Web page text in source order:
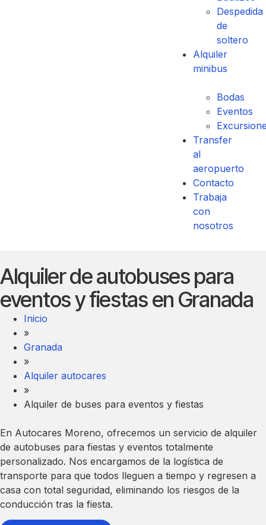
Despedida
de
soltero
Alquiler
minibus
Bodas
Eventos
Transfer
al
aeropuerto
Contacto
Trabaja
con
nosotros
Alquiler de autobuses para
eventos y fiestas en Granada
Inicio
»
Granada
»
Alquiler autocares
»
Alquiler de buses para eventos y fiestas
En Autocares Moreno, ofrecemos un servicio de alquiler
de autobuses para fiestas y eventos totalmente
personalizado. Nos encargamos de la logística de
transporte para que todos lleguen a tiempo y regresen a
casa con total seguridad, eliminando los riesgos de la
conducción tras la fiesta.